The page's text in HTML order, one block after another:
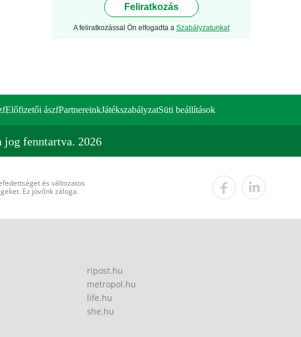
Feliratkozás
A feliratkozással Ön elfogadta a Szabályzatunkat
Előfizetői ászfPartnereinkJátékszabályzatSüti beállítások
fenntartva. 2026
és változatos
Ez jövőnk záloga.
ripost.hu
metropol.hu
life.hu
she.hu